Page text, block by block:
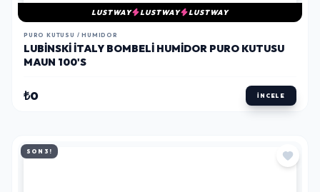
LUSTWAY LUSTWAY LUSTWAY
PURO KUTUSU / HUMIDOR
LUBINSKI İTALY BOMBELI HUMIDOR PURO KUTUSU
MAUN 100'S
₺0 İNCELE
SON 3!